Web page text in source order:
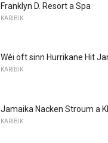
Franklyn D. Resort a Spa
KARIBIK
Wéi oft sinn Hurrikane Hit
KARIBIK
Jamaika Nacken Stroum a
KARIBIK